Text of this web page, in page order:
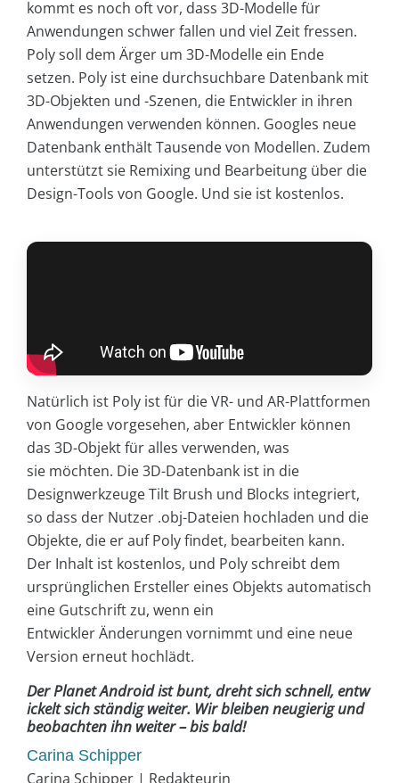
kommt es noch oft vor, dass 3D-Modelle für
Anwendungen schwer fallen und viel Zeit fressen.
Poly soll dem Ärger um 3D-Modelle ein Ende
setzen. Poly ist eine durchsuchbare Datenbank mit
3D-Objekten und -Szenen, die Entwickler in ihren
Anwendungen verwenden können. Googles neue
Datenbank enthält Tausende von Modellen. Zudem
unterstützt sie Remixing und Bearbeitung über die
Design-Tools von Google. Und sie ist kostenlos.
Natürlich ist Poly ist für die VR- und AR-Plattformen
von Google vorgesehen, aber Entwickler können
das 3D-Objekt für alles verwenden, was
sie möchten. Die 3D-Datenbank ist in die
Designwerkzeuge Tilt Brush und Blocks integriert,
so dass der Nutzer .obj-Dateien hochladen und die
Objekte, die er auf Poly findet, bearbeiten kann.
Der Inhalt ist kostenlos, und Poly schreibt dem
ursprünglichen Ersteller eines Objekts automatisch
eine Gutschrift zu, wenn ein
Entwickler Änderungen vornimmt und eine neue
Version erneut hochlädt.
Der Planet Android ist bunt, dreht sich schnell, entw
ickelt sich ständig weiter. Wir bleiben neugierig und
beobachten ihn weiter – bis bald!
Carina Schipper
Carina Schipper | Redakteurin